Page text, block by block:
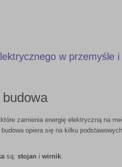
w przemyśle
zamienia energię elektryczną na
opiera się na kilku
są: stojan i wirnik.